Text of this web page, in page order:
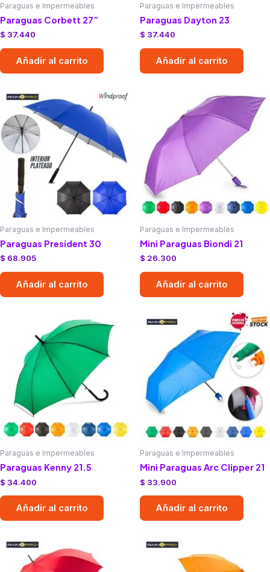
Paraguas e Impermeables
Paraguas Corbett 27”
$ 37.440
Añadir al carrito
Paraguas e Impermeables
Paraguas Dayton 23
$ 37.440
Añadir al carrito
Paraguas e Impermeables
Paraguas President 30
$ 68.905
Añadir al carrito
Paraguas e Impermeables
Mini Paraguas Biondi 21
$ 26.300
Añadir al carrito
Paraguas e Impermeables
Paraguas Kenny 21.5
$ 34.400
Añadir al carrito
Paraguas e Impermeables
Mini Paraguas Arc Clipper 21
$ 33.900
Añadir al carrito